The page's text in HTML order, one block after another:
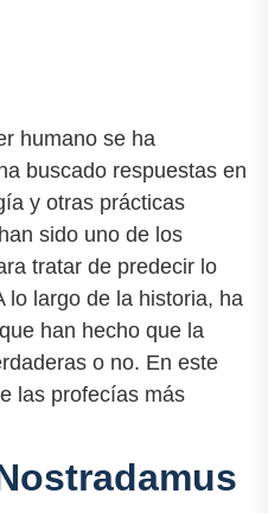
humano se ha
buscado respuestas en
y otras prácticas
sido uno de los
tratar de predecir lo
lo largo de la historia, ha
han hecho que la
o no. En este
las profecías más